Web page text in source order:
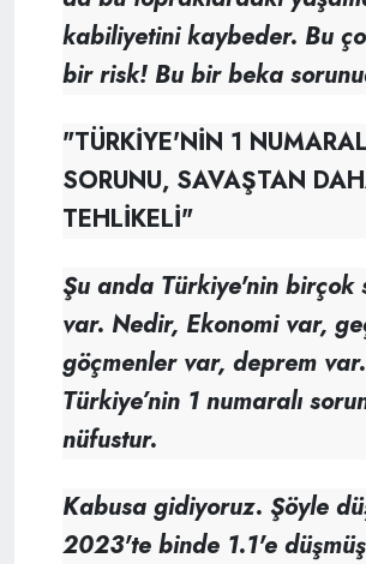
kabiliyetini kaybeder. Bu
bir risk! Bu bir beka
"TÜRKİYE'NİN 1
SORUNU, SAVAŞTAN
TEHLİKELİ"
Şu anda Türkiye'nin birçok
var. Nedir, Ekonomi var,
göçmenler var, deprem
Türkiye’nin 1 numaralı
nüfustur.
Kabusa gidiyoruz. Şöyle
2023'te binde 1.1'e